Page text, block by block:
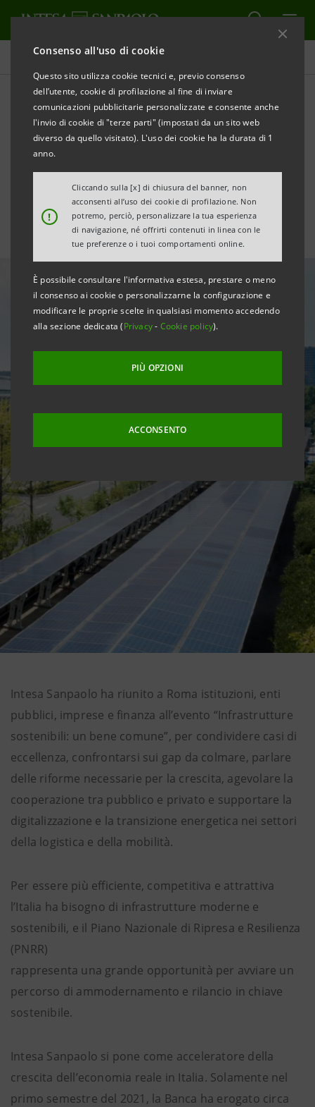
Consenso all'uso di cookie
Questo sito utilizza cookie tecnici e, previo consenso
dell’utente, cookie di profilazione al fine di inviare
comunicazioni pubblicitarie personalizzate e consente anche
l'invio di cookie di "terze parti" (impostati da un sito web
diverso da quello visitato). L'uso dei cookie ha la durata di 1
anno.
!
Cliccando sulla [x] di chiusura del banner, non
acconsenti all’uso dei cookie di profilazione. Non
potremo, perciò, personalizzare la tua esperienza
di navigazione, né offrirti contenuti in linea con le
tue preferenze o i tuoi comportamenti online.
È possibile consultare l'informativa estesa, prestare o meno
il consenso ai cookie o personalizzarne la configurazione e
modificare le proprie scelte in qualsiasi momento accedendo
alla sezione dedicata (Privacy- Cookie policy).
PIÙ OPZIONI
ACCONSENTO
Tutte le news
Infrastrutture e sostenibilità
bene comune da
valorizzare con il PNRR
Intesa Sanpaolo ha riunito a Roma istituzioni, enti
pubblici, imprese e finanza all’evento “Infrastrutture
sostenibili: un bene comune”, per condividere casi di
eccellenza, confrontarsi sui gap da colmare, parlare
delle riforme necessarie per la crescita, agevolare la
cooperazione tra pubblico e privato e supportare la
digitalizzazione e la transizione energetica nei settori
della logistica e della mobilità.
Per essere più efficiente, competitiva e attrattiva
l’Italia ha bisogno di infrastrutture moderne e
sostenibili, e il Piano Nazionale di Ripresa e Resilienza
(PNRR)
rappresenta una grande opportunità per avviare un
percorso di ammodernamento e rilancio in chiave
sostenibile.
Intesa Sanpaolo si pone come acceleratore della
crescita dell’economia reale in Italia. Solamente nel
primo semestre del 2021, la Banca ha erogato circa